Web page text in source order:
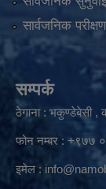
सार्वजनिक परीक्षण
सम्पर्क
ठेगाना : भकुण्डेबेसी ,
फोन नम्बर : +९७७
इमेल :